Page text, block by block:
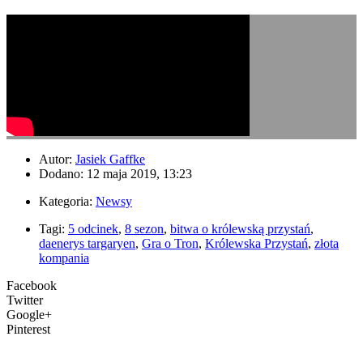
Autor: Jasiek Gaffke
Dodano: 12 maja 2019, 13:23
Kategoria: Newsy
Tagi: 5 odcinek, 8 sezon, bitwa o królewską przystań,
daenerys targaryen, Gra o Tron, Królewska Przystań, złota
kompania
Facebook
Twitter
Google+
Pinterest